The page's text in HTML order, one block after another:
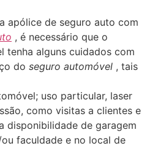
apólice de seguro auto com
, é necessário que o
tenha alguns cuidados com
do seguro automóvel , tais
uso particular, laser
como visitas a clientes e
disponibilidade de garagem
faculdade e no local de